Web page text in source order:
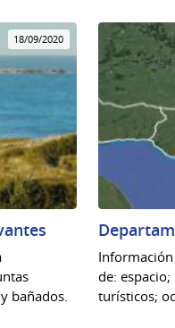
18/09/2020
bañados.
de:
turísticos;